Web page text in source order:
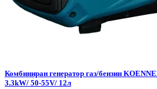
Комбиниран генератор газ/бензин
3.3kW/ 50-55V/ 12л